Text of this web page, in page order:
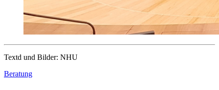
Textd und Bilder: NHU
Beratung